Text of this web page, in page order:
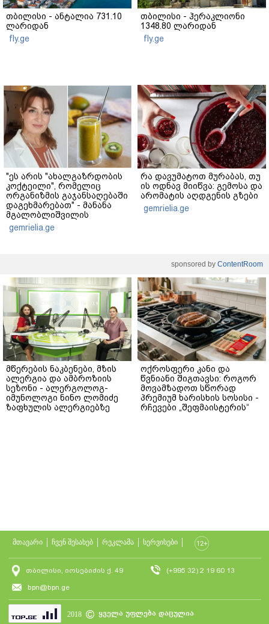
თბილისი - ანტალია 731.10
ლარიდან
fly.ge
თბილისი - ჰერაკლიონი
1348.80 ლარიდან
fly.ge
"ეს არის "ახალგაზრდობის
კოქტეილი", რომელიც
ორგანიზმის გაჯანსაღებაში
დაგეხმარებათ" - მანანა
მგალობლიშვილის
რეცეპტი
gemrielia.ge
რა დავუმატოთ მურაბას, თუ
ის ოდნავ მიიწვა: გემოსა და
არომატის აღდგენის გზები
gemrielia.ge
sponsored by ContentRoom
მწერების ნაკბენები, მზის
ალერგია და ამბროზიის
სეზონი - ალერგოლოგ-
იმუნოლოგი ნინო ლომიძე
ზაფხულის ალერგიებზე
ოქროსფერი კანი და
წვნიანი შიგთავსი: როგორ
მოვამზადოთ სწორად
პრემიუმ ხარისხის სოსისი -
რჩევები „შეფმაისტერის“
მთავარი ჩვენ შესახებ რეკლამა სერვისები
თბილისი, იოსებიძის ქ. 49
(+995 32) 2 19 60 13
bpn@bpn.ge
2018 ყველა უფლება დაცულია